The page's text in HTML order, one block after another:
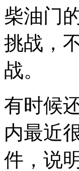
柴油门
挑战，
战。
有时候
内最近
件，说